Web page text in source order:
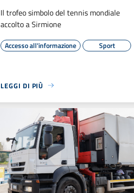
Il trofeo simbolo del tennis mondiale
accolto a Sirmione
Accesso all'informazione Sport
LEGGI DI PIÙ